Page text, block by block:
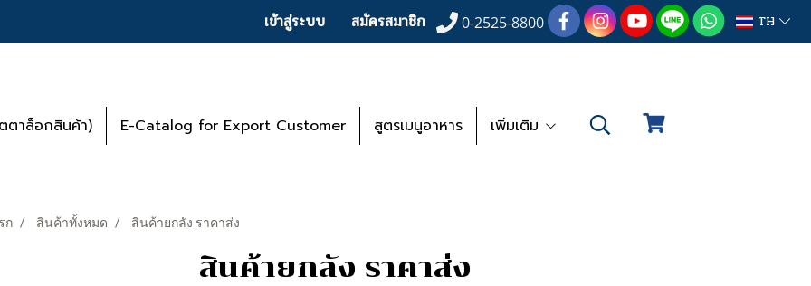
เข้าสู่ระบบ สมัครสมาชิก 0-2525-8800 TH
าล็อกสินค้า) E-Catalog for Export Customer สูตรเมนูอาหาร เพิ่มเติม
ก สินค้าทั้งหมด สินค้ายกลัง ราคาส่ง
สินค้ายกลัง ราคาส่ง